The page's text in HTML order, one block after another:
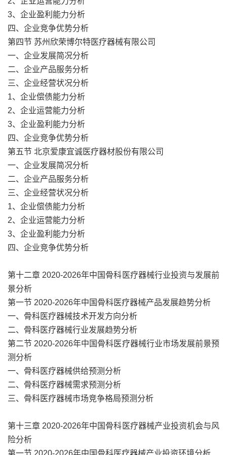
3、企业盈利能力分析
四、企业竞争优势分析
第四节 苏州欣荣博尔特医疗器械有限公司
一、企业发展简况分析
二、企业产品服务分析
三、企业经营状况分析
1、企业偿债能力分析
2、企业运营能力分析
3、企业盈利能力分析
四、企业竞争优势分析
第五节 北京爱康宜诚医疗器材股份有限公司
一、企业发展简况分析
二、企业产品服务分析
三、企业经营状况分析
1、企业偿债能力分析
2、企业运营能力分析
3、企业盈利能力分析
四、企业竞争优势分析
第十二章 2020-2026年中国骨科医疗器械行业投资与发展前
景分析
第一节 2020-2026年中国骨科医疗器械产品发展趋势分析
一、骨科医疗器械技术开发方向分析
二、骨科医疗器械行业发展趋势分析
第二节 2020-2026年中国骨科医疗器械行业市场发展前景预
测分析
一、骨科医疗器械供给预测分析
二、骨科医疗器械需求预测分析
三、骨科医疗器械市场竞争格局预测分析
第十三章 2020-2026年中国骨科医疗器械产业投资机会与风
险分析
第一节 2020-2026年中国骨科医疗器械产业投资环境分析